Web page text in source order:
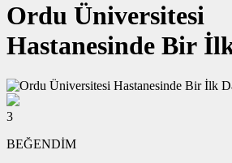
Ordu Üniversitesi
Hastanesinde Bir
3
BEĞENDİM